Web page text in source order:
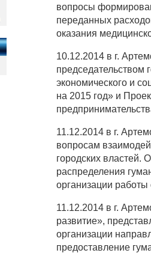
вопросы
переданных
оказания
10.12.2014 в г.
экономического и
на 2015 год» и
11.12.2014 в г.
вопросам
городских властей.
распределения
организации
11.12.2014 в г.
развитие»,
организации
предоставление